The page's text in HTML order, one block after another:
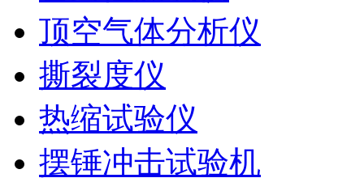
顶空气体分析仪
撕裂度仪
热缩试验仪
摆锤冲击试验机